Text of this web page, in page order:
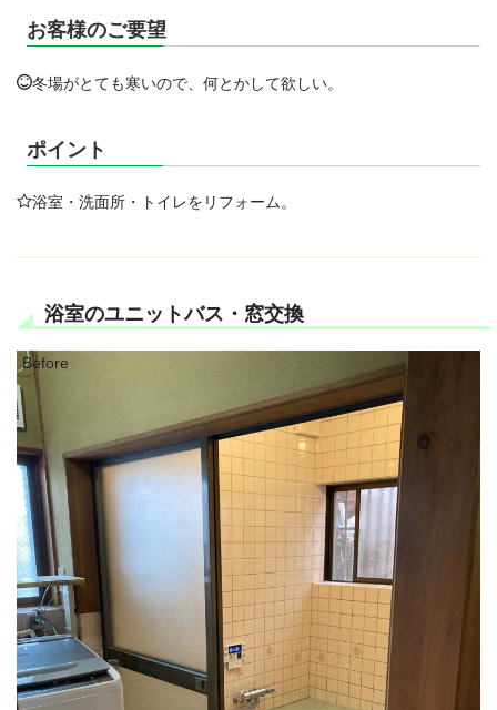
お客様のご要望
冬場がとても寒いので、何とかして欲しい。
ポイント
浴室・洗面所・トイレをリフォーム。
浴室のユニットバス・窓交換
Before